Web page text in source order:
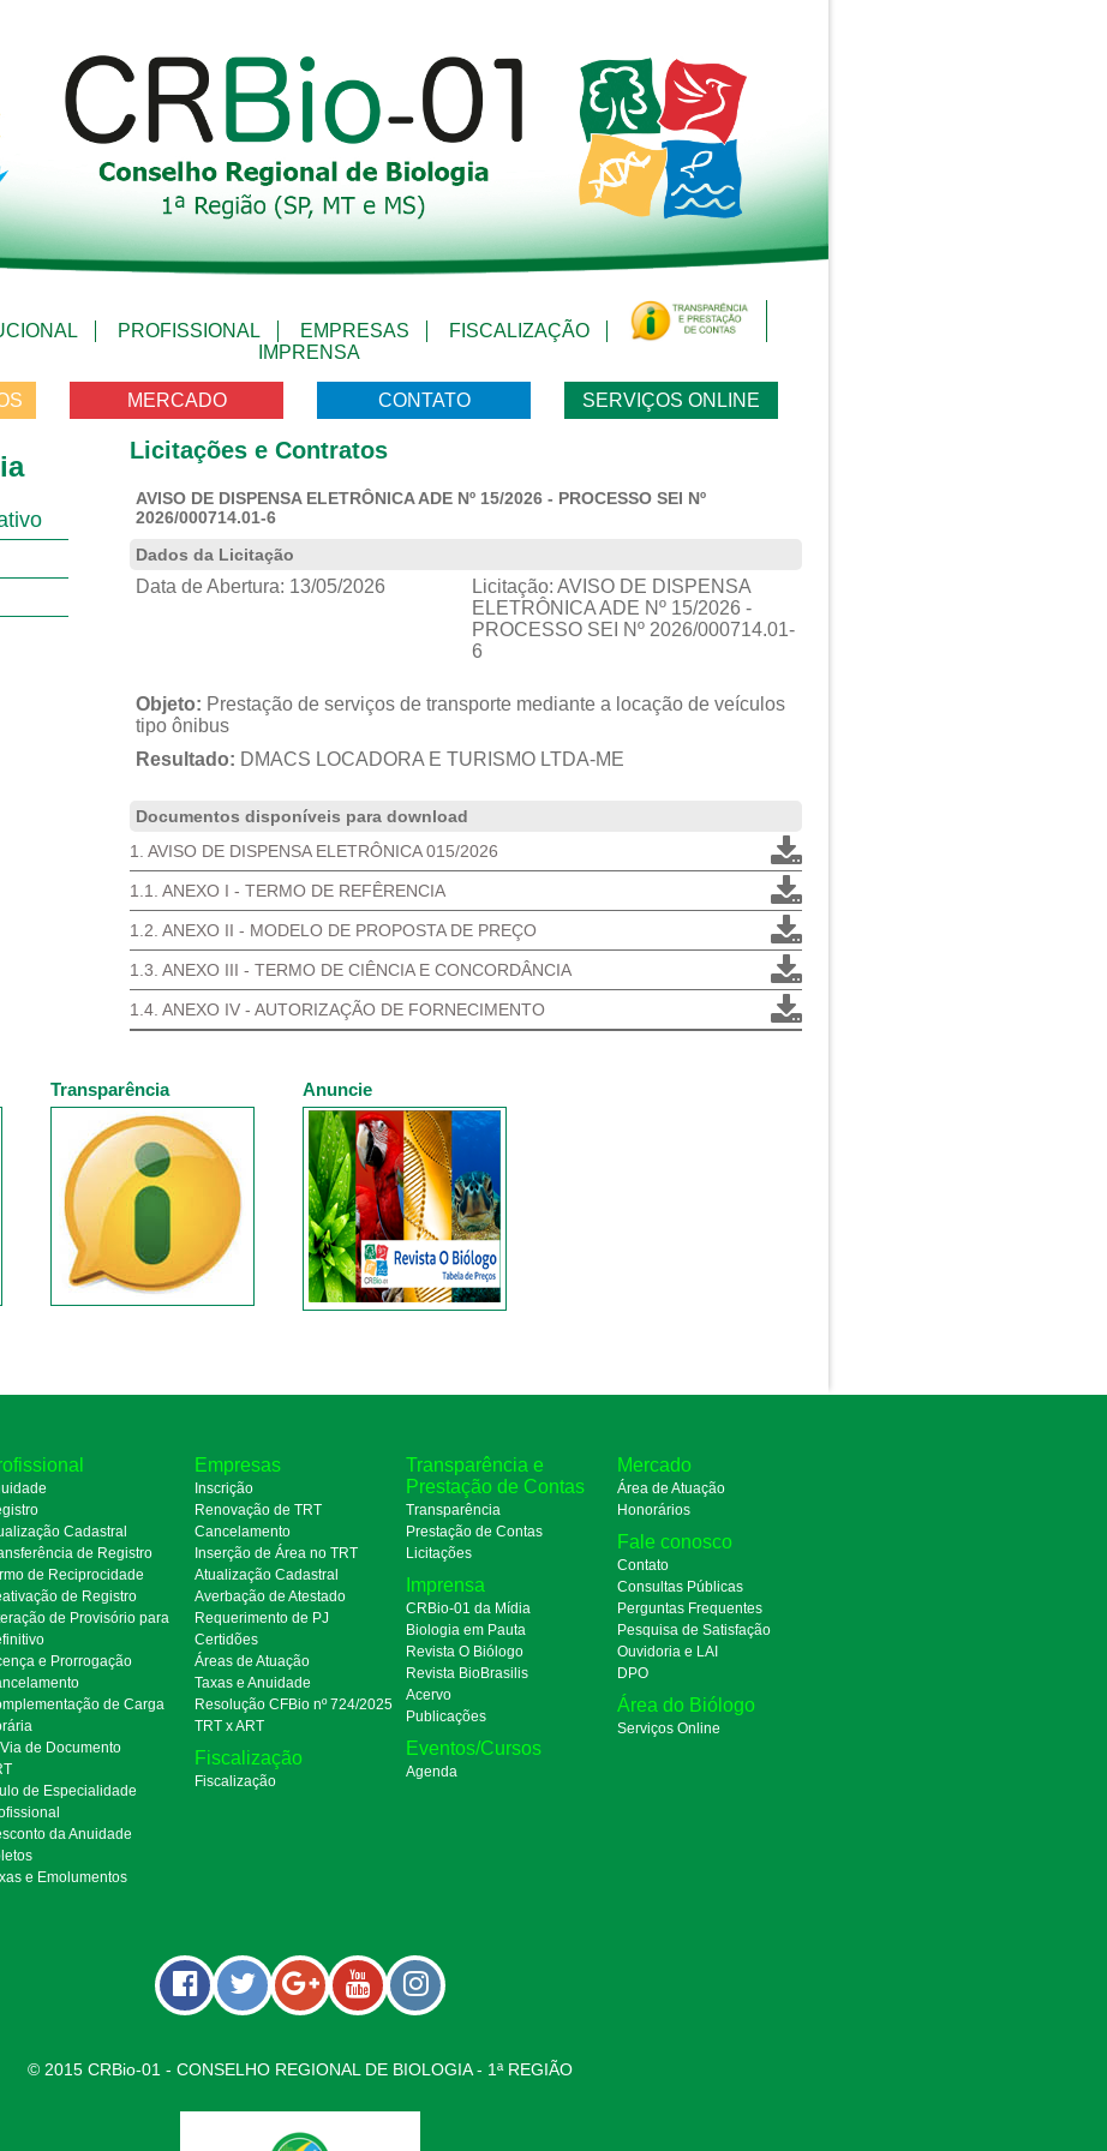
PROFISSIONAL EMPRESAS
FISCALIZAÇÃO
IMPRENSA
MERCADO CONTATO SERVIÇOS ONLINE
Licitações e Contratos
AVISO DE DISPENSA ELETRÔNICA ADE Nº 15/2026 - PROCESSO SEI Nº
2026/000714.01-6
Dados da Licitação
Data de Abertura: 13/05/2026 Licitação: AVISO DE DISPENSA
ELETRÔNICA ADE Nº 15/2026 -
PROCESSO SEI Nº 2026/000714.01-
6
Objeto: Prestação de serviços de transporte mediante a locação de veículos
tipo ônibus
Resultado: DMACS LOCADORA E TURISMO LTDA-ME
Documentos disponíveis para download
1. AVISO DE DISPENSA ELETRÔNICA 015/2026
1.1. ANEXO I - TERMO DE REFÊRENCIA
1.2. ANEXO II - MODELO DE PROPOSTA DE PREÇO
1.3. ANEXO III - TERMO DE CIÊNCIA E CONCORDÂNCIA
1.4. ANEXO IV - AUTORIZAÇÃO DE FORNECIMENTO
Transparência Anuncie
Cadastral
de Registro
de Reciprocidade
de Registro
de Provisório para
e Prorrogação
de Carga
Via de Documento
de Especialidade
da Anuidade
e Emolumentos
Empresas
Inscrição
Renovação de TRT
Cancelamento
Inserção de Área no TRT
Atualização Cadastral
Averbação de Atestado
Requerimento de PJ
Certidões
Áreas de Atuação
Taxas e Anuidade
Resolução CFBio nº 724/2025
TRT x ART
Fiscalização
Fiscalização
Transparência e
Prestação de Contas
Transparência
Prestação de Contas
Licitações
Imprensa
CRBio-01 da Mídia
Biologia em Pauta
Revista O Biólogo
Revista BioBrasilis
Acervo
Publicações
Eventos/Cursos
Agenda
Mercado
Área de Atuação
Honorários
Fale conosco
Contato
Consultas Públicas
Perguntas Frequentes
Pesquisa de Satisfação
Ouvidoria e LAI
DPO
Área do Biólogo
Serviços Online
© 2015 CRBio-01 - CONSELHO REGIONAL DE BIOLOGIA - 1ª REGIÃO